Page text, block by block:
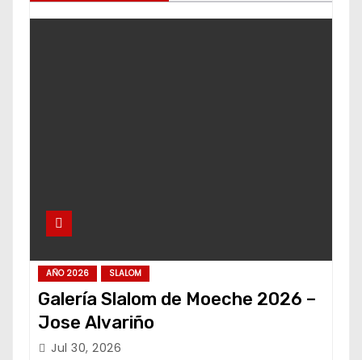
AÑO 2026 SLALOM
Galería Slalom de Moeche 2026 –
Jose Alvariño
Jul 30, 2026